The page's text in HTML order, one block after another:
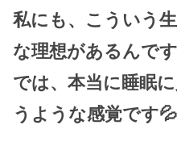
私にも、こういう
な理想があるんで
では、本当に睡眠
うような感覚です💦